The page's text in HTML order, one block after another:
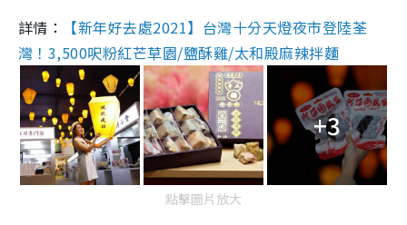
詳情：
【新年好去處2021】台灣十分天燈夜市登陸荃
灣！3,500呎粉紅芒草園/鹽酥雞/太和殿麻辣拌麵
+3
點擊圖片放大